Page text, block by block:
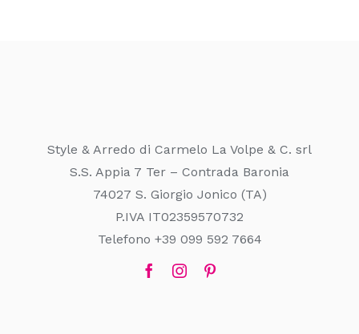
Style & Arredo di Carmelo La Volpe & C. srl
S.S. Appia 7 Ter – Contrada Baronia
74027 S. Giorgio Jonico (TA)
P.IVA IT02359570732
Telefono +39 099 592 7664